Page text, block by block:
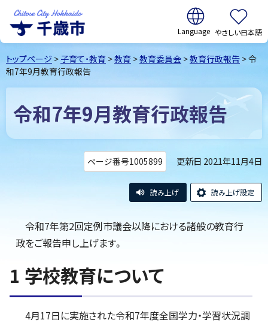
千歳市Chitose
City Hokkaido
翻訳:
やさしい日本語
トップページ > 子育て・教育 >教育 >教育委員会 >教育行政報告 > 令
和7年9月教育行政報告
令和7年9月教育行政報告
ページ番号1005899 更新日 2021年11月4日
読み上げ 読み上げ設定
令和7年第2回定例市議会以降における諸般の教育行
政をご報告申し上げます。
1 学校教育について
4月17日に実施された令和7年度全国学力・学習状況調